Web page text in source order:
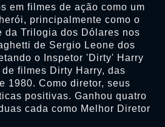
em filmes de ação como um
principalmente como o
da Trilogia dos Dólares nos
de Sergio Leone dos
o Inspetor 'Dirty' Harry
filmes Dirty Harry, das
1980. Como diretor, seus
positivas. Ganhou quatro
cada como Melhor Diretor